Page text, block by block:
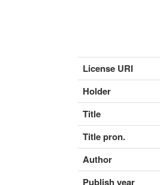
License URI
Holder
Title
Title pron.
Author
Publish year